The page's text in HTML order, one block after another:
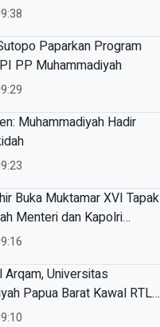
Paparkan Program
PP Muhammadiyah
Muhammadiyah Hadir
Buka Muktamar XVI Tapak
Menteri dan Kapolri
Arqam, Universitas
Papua Barat Kawal RTL
Enam Bulan